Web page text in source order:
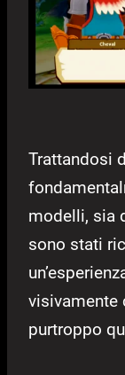
Trattandosi
modelli, sia
sono stati
visivamente
purtroppo